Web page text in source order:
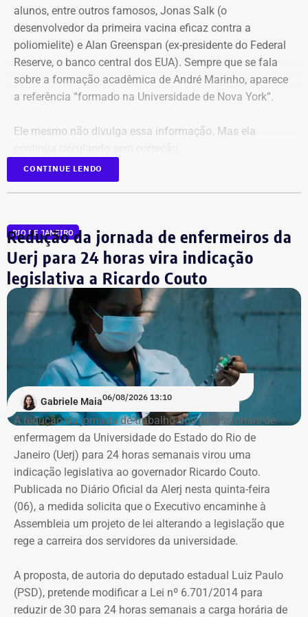
alunos, entre outros famosos, Jonas Salk (o
desenvolvedor da primeira vacina eficaz contra a
poliomielite) e A lan Greenspan (ex-presidente do Federal
Reserve, o banco central dos EUA). Sempre que se fala
sobre a formação acadêmica de André Marinho, aparece
a referência “formado na Universidade de Nova York”.
Ele mesmo não divulga essa informação. Mas ela
No material de campanha, não há
André Marinho informa que desistiu da faculdade nos
Estados Unidos porque decidiu voltar ao seu país natal,
em plena efervescência do impeachment da ex-presidente
Dilma Rousseff (PT). No Rio, matriculou-se em Direito na
PUC, onde ficou de 2016 a 2019. Em seguida, quando já
trabalhava no “Pânico”, transferiu-se para o Instituto
Damásio, do IBMEC de São Paulo. E lá concluiu o curso,
em 2020, no início da pandemia.
“Eu nunca afirmei que me formei, mas que estudei em
Nova York, na PUC e no Institiuto Damásio. Se alguém diz
que eu me formei na NYU, não fui eu, porque sempre
procurei ser muito preciso com isso”, diz André Marinho.
No material de divulgação da campanha, nas redes
sociais, realmente, não há qualquer referência à
formatura.
Citação equivocada em entrevistas e
reportagens
CONTINUE LENDO
RIO DE JANEIRO
Redução da jornada de enfermeiros da
Uerj para 24 horas vira indicação
legislativa a Ricardo Couto
Gabriele Maia06/08/2026 13:10
A redução da jornada de trabalho dos profissionais de
enfermagem da Universidade do Estado do Rio de
Janeiro (Uerj) para 24 horas semanais virou uma
indicação legislativa ao governador Ricardo Couto.
Publicada no Diário Oficial da Alerj nesta quinta-feira
(06), a medida solicita que o Executivo encaminhe à
Assembleia um projeto de lei alterando a legislação que
rege a carreira dos servidores da universidade.
A proposta, de autoria do deputado estadual Luiz Paulo
(PSD), pretende modificar a Lei nº 6.701/2014 para
reduzir de 30 para 24 horas semanais a carga horária de